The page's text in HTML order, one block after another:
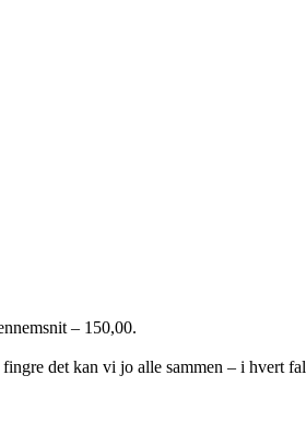
– 150,00.
det kan vi jo alle sammen – i hvert